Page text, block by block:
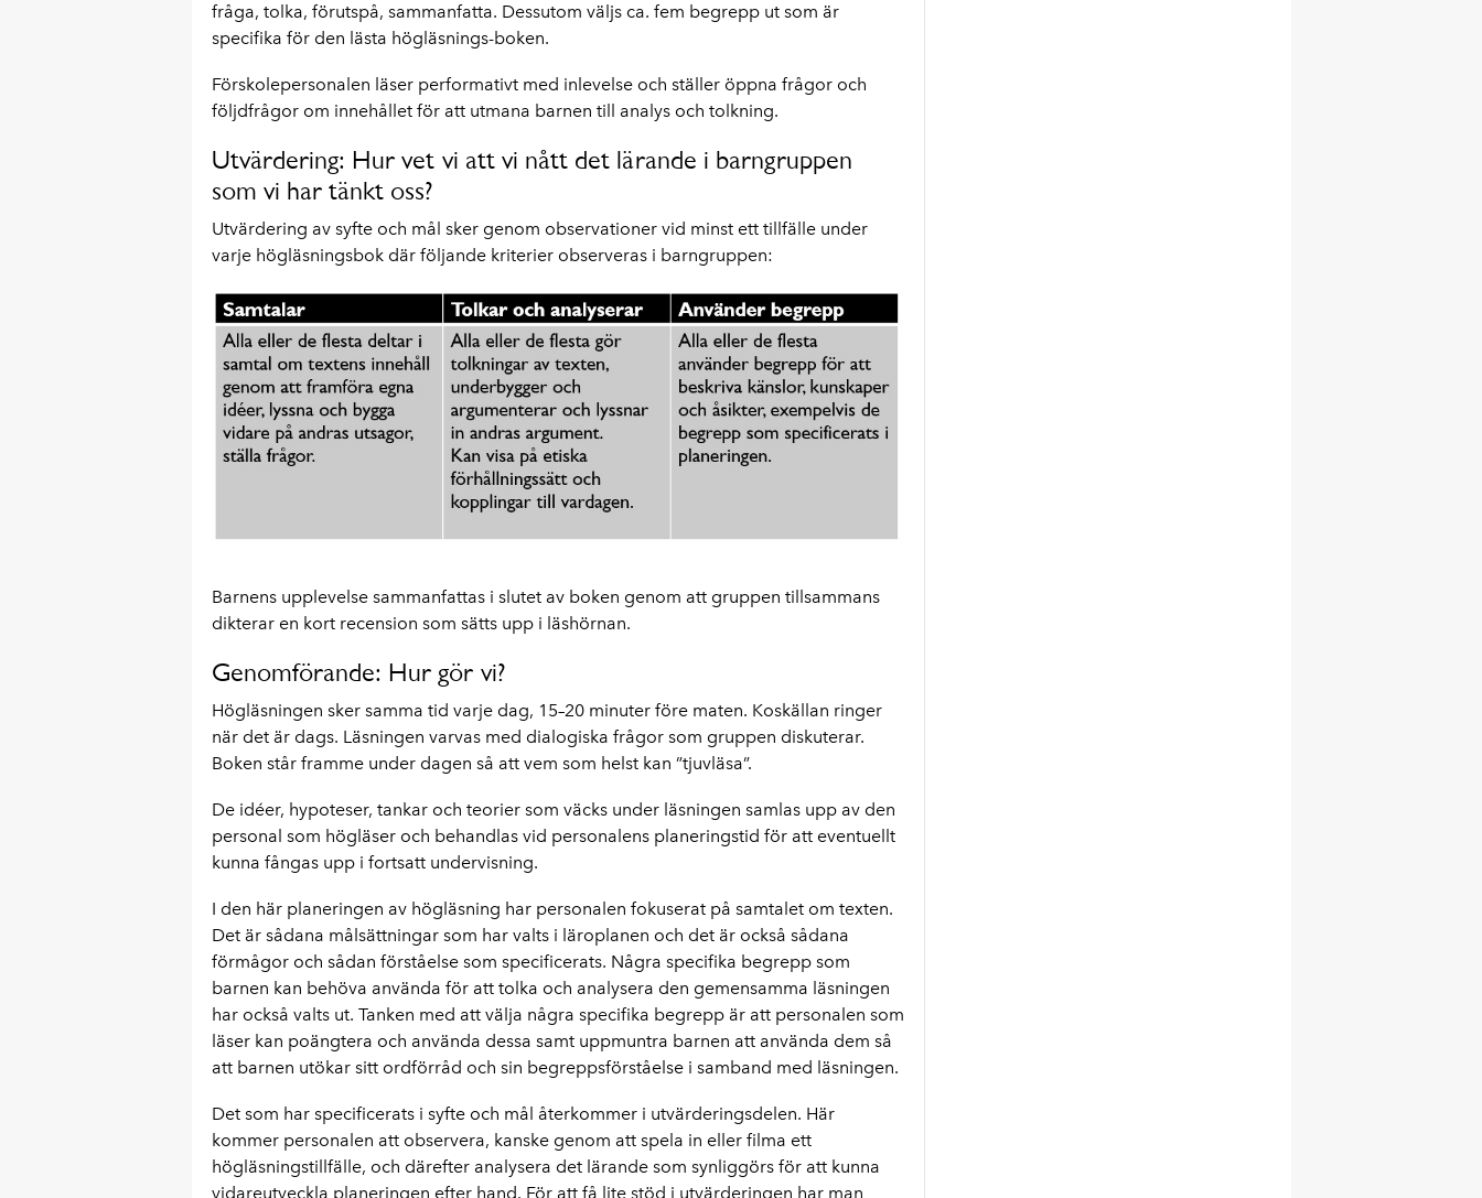
fråga, tolka, förutspå, sammanfatta. Dessutom väljs ca. fem begrepp ut som är
specifika för den lästa högläsnings-boken.
Förskolepersonalen läser performativt med inlevelse och ställer öppna frågor och
följdfrågor om innehållet för att utmana barnen till analys och tolkning.
Utvärdering: Hur vet vi att vi nått det lärande i barngruppen
som vi har tänkt oss?
Utvärdering av syfte och mål sker genom observationer vid minst ett tillfälle under
varje högläsningsbok där följande kriterier observeras i barngruppen:
Barnens upplevelse sammanfattas i slutet av boken genom att gruppen tillsammans
dikterar en kort recension som sätts upp i läshörnan.
Genomförande: Hur gör vi?
Högläsningen sker samma tid varje dag, 15–20 minuter före maten. Koskällan ringer
när det är dags. Läsningen varvas med dialogiska frågor som gruppen diskuterar.
Boken står framme under dagen så att vem som helst kan ”tjuvläsa”.
De idéer, hypoteser, tankar och teorier som väcks under läsningen samlas upp av den
personal som högläser och behandlas vid personalens planeringstid för att eventuellt
kunna fångas upp i fortsatt undervisning.
I den här planeringen av högläsning har personalen fokuserat på samtalet om texten.
Det är sådana målsättningar som har valts i läroplanen och det är också sådana
förmågor och sådan förståelse som specificerats. Några specifika begrepp som
barnen kan behöva använda för att tolka och analysera den gemensamma läsningen
har också valts ut. Tanken med att välja några specifika begrepp är att personalen som
läser kan poängtera och använda dessa samt uppmuntra barnen att använda dem så
att barnen utökar sitt ordförråd och sin begreppsförståelse i samband med läsningen.
Det som har specificerats i syfte och mål återkommer i utvärderingsdelen. Här
kommer personalen att observera, kanske genom att spela in eller filma ett
högläsningstillfälle, och därefter analysera det lärande som synliggörs för att kunna
vidareutveckla planeringen efter hand. För att få lite stöd i utvärderingen har man